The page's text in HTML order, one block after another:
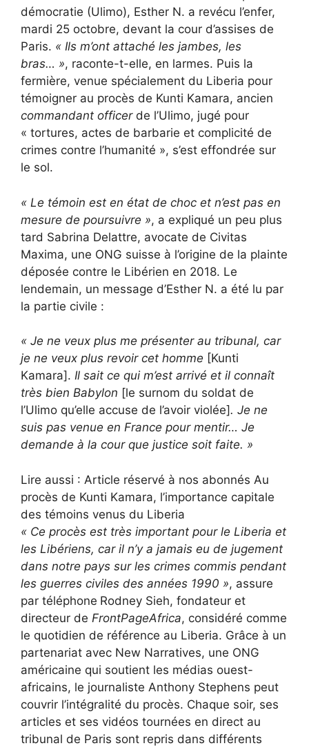
démocratie (Ulimo), Esther N. a revécu l’enfer,
mardi 25 octobre, devant la cour d’assises de
Paris. « Ils m’ont attaché les jambes, les
bras… », raconte-t-elle, en larmes. Puis la
fermière, venue spécialement du Liberia pour
témoigner au procès de Kunti Kamara, ancien
commandant officerde l’Ulimo, jugé pour
« tortures, actes de barbarie et complicité de
crimes contre l’humanité », s’est effondrée sur
le sol.
« Le témoin est en état de choc et n’est pas en
mesure de poursuivre », a expliqué un peu plus
tard Sabrina Delattre, avocate de Civitas
Maxima, une ONG suisse à l’origine de la plainte
déposée contre le Libérien en 2018. Le
lendemain, un message d’Esther N. a été lu par
la partie civile :
« Je ne veux plus me présenter au tribunal, car
je ne veux plus revoir cet homme [Kunti
Kamara]. Il sait ce qui m’est arrivé et il connaît
très bien Babylon [le surnom du soldat de
l’Ulimo qu’elle accuse de l’avoir violée]. Je ne
suis pas venue en France pour mentir… Je
demande à la cour que justice soit faite. »
Lire aussi : Article réservé à nos abonnés Au
procès de Kunti Kamara, l’importance capitale
des témoins venus du Liberia
« Ce procès est très important pour le Liberia et
les Libériens, car il n’y a jamais eu de jugement
dans notre pays sur les crimes commis pendant
les guerres civiles des années 1990 », assure
par téléphone Rodney Sieh, fondateur et
directeur de FrontPageAfrica, considéré comme
le quotidien de référence au Liberia. Grâce à un
partenariat avec New Narratives, une ONG
américaine qui soutient les médias ouest-
africains, le journaliste Anthony Stephens peut
couvrir l’intégralité du procès. Chaque soir, ses
articles et ses vidéos tournées en direct au
tribunal de Paris sont repris dans différents